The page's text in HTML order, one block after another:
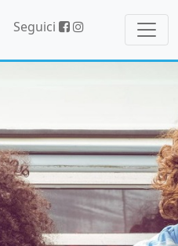
Seguici